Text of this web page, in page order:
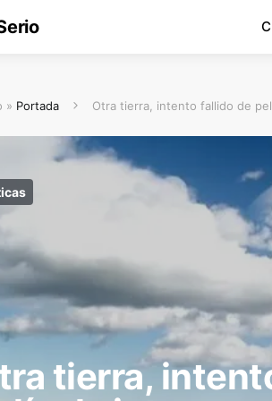
» Portada Otra tierra, intento fallido de
tierra,